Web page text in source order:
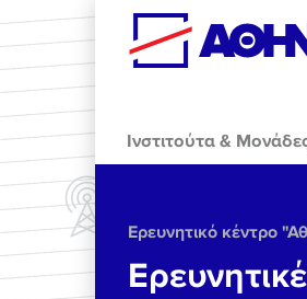
Skip to main content
Ινστιτούτα &
Ερευνητικό κέντρο